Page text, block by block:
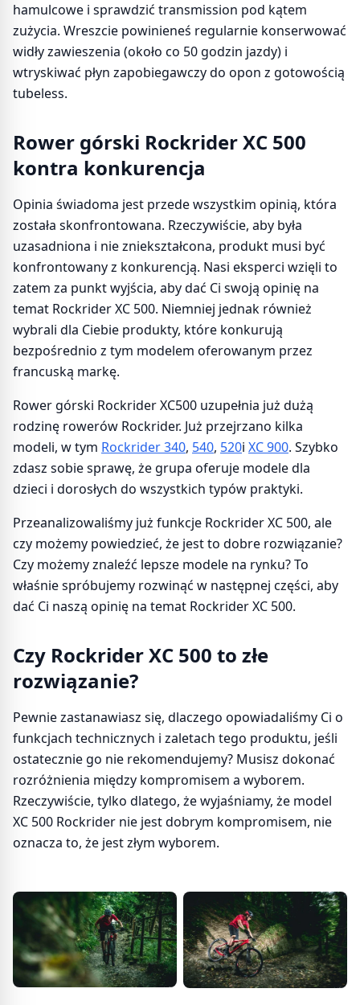
hamulcowe i sprawdzić transmission pod kątem
zużycia. Wreszcie powinieneś regularnie konserwować
widły zawieszenia (około co 50 godzin jazdy) i
wtryskiwać płyn zapobiegawczy do opon z gotowością
tubeless.
Rower górski Rockrider XC 500
kontra konkurencja
Opinia świadoma jest przede wszystkim opinią, która
została skonfrontowana. Rzeczywiście, aby była
uzasadniona i nie zniekształcona, produkt musi być
konfrontowany z konkurencją. Nasi eksperci wzięli to
zatem za punkt wyjścia, aby dać Ci swoją opinię na
temat Rockrider XC 500. Niemniej jednak również
wybrali dla Ciebie produkty, które konkurują
bezpośrednio z tym modelem oferowanym przez
francuską markę.
Rower górski Rockrider XC500 uzupełnia już dużą
rodzinę rowerów Rockrider. Już przejrzano kilka
modeli, w tym Rockrider 340, 540, 520i XC 900. Szybko
zdasz sobie sprawę, że grupa oferuje modele dla
dzieci i dorosłych do wszystkich typów praktyki.
Przeanalizowaliśmy już funkcje Rockrider XC 500, ale
czy możemy powiedzieć, że jest to dobre rozwiązanie?
Czy możemy znaleźć lepsze modele na rynku? To
właśnie spróbujemy rozwinąć w następnej części, aby
dać Ci naszą opinię na temat Rockrider XC 500.
Czy Rockrider XC 500 to złe
rozwiązanie?
Pewnie zastanawiasz się, dlaczego opowiadaliśmy Ci o
funkcjach technicznych i zaletach tego produktu, jeśli
ostatecznie go nie rekomendujemy? Musisz dokonać
rozróżnienia między kompromisem a wyborem.
Rzeczywiście, tylko dlatego, że wyjaśniamy, że model
XC 500 Rockrider nie jest dobrym kompromisem, nie
oznacza to, że jest złym wyborem.